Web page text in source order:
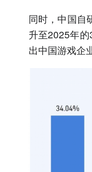
同时，中国自
升至2025年
出中国游戏企